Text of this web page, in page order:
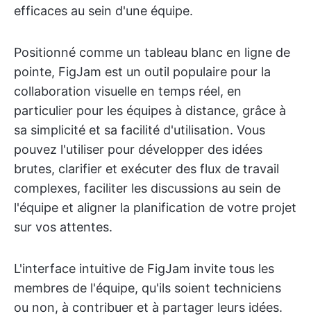
efficaces au sein d'une équipe.
Positionné comme un tableau blanc en ligne de
pointe, FigJam est un outil populaire pour la
collaboration visuelle en temps réel, en
particulier pour les équipes à distance, grâce à
sa simplicité et sa facilité d'utilisation. Vous
pouvez l'utiliser pour développer des idées
brutes, clarifier et exécuter des flux de travail
complexes, faciliter les discussions au sein de
l'équipe et aligner la planification de votre projet
sur vos attentes.
L'interface intuitive de FigJam invite tous les
membres de l'équipe, qu'ils soient techniciens
ou non, à contribuer et à partager leurs idées.